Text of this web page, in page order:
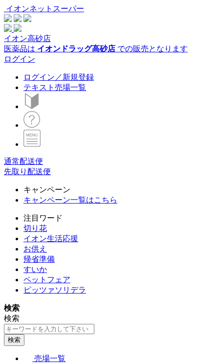
イオンネットスーパー
イオン高砂店
医薬品は イオンドラッグ高砂店 での販売となります
ログイン
ログイン／新規登録
テキスト売場一覧
通常配送便
先取り配送便
キャンペーン
キャンペーン一覧はこちら
注目ワード
切り花
イオン生活応援
お供え
帰省準備
すいか
ペットフェア
ピッツァソリデラ
検索
検索
検索
売場一覧